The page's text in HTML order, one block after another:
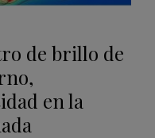
de brillo de
en la